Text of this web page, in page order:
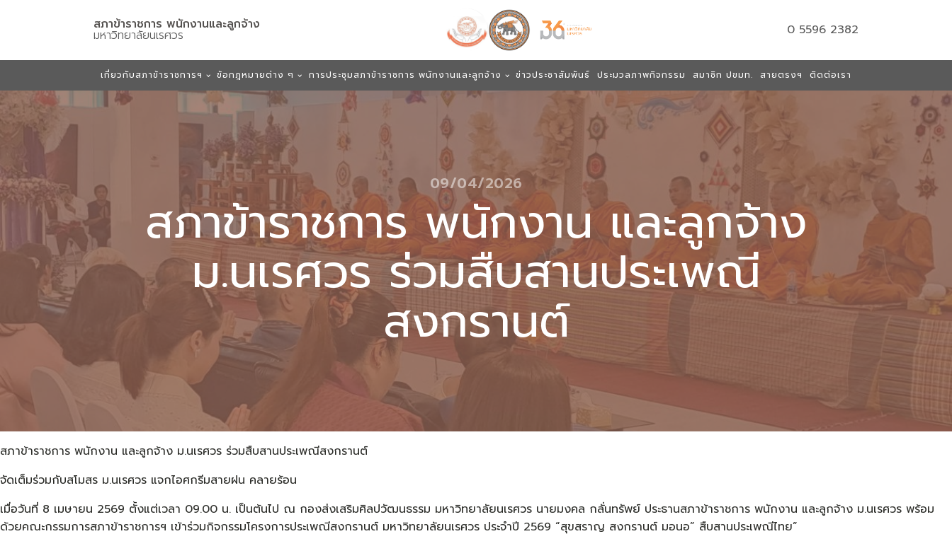
สภาข้าราชการ พนักงานและลูกจ้าง
มหาวิทยาลัยนเรศวร 0 5596 2382
เกี่ยวกับสภาข้าราชการฯ ข้อกฎหมายต่าง ๆ การประชุมสภาข้าราชการ พนักงานและลูกจ้าง ข่าวประชาสัมพันธ์ ประมวลภาพกิจกรรม สมาชิก ปขมท. สายตรงฯ ติดต่อเรา
09/04/2026
สภาข้าราชการ พนักงาน และลูกจ้าง
ม.นเรศวร ร่วมสืบสานประเพณี
สงกรานต์
สภาข้าราชการ พนักงาน และลูกจ้าง ม.นเรศวร ร่วมสืบสานประเพณีสงกรานต์
จัดเต็มร่วมกับสโมสร ม.นเรศวร แจกไอศกรีมสายฝน คลายร้อน
เมื่อวันที่ 8 เมษายน 2569 ตั้งแต่เวลา 09.00 น. เป็นต้นไป ณ กองส่งเสริมศิลปวัฒนธรรม มหาวิทยาลัยนเรศวร นายมงคล กลั่นทรัพย์ ประธานสภาข้าราชการ พนักงาน และลูกจ้าง ม.นเรศวร พร้อม
ด้วยคณะกรรมการสภาข้าราชการฯ เข้าร่วมกิจกรรมโครงการประเพณีสงกรานต์ มหาวิทยาลัยนเรศวร ประจำปี 2569 “สุขสราญ สงกรานต์ มอนอ” สืบสานประเพณีไทย”